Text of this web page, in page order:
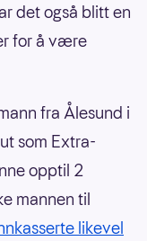
det også blitt en
for å være
fra Ålesund i
som Extra-
opptil 2
mannen til
likevel